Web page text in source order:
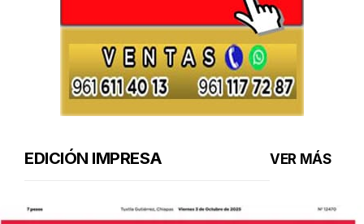
EDICIÓN IMPRESA VER MÁS